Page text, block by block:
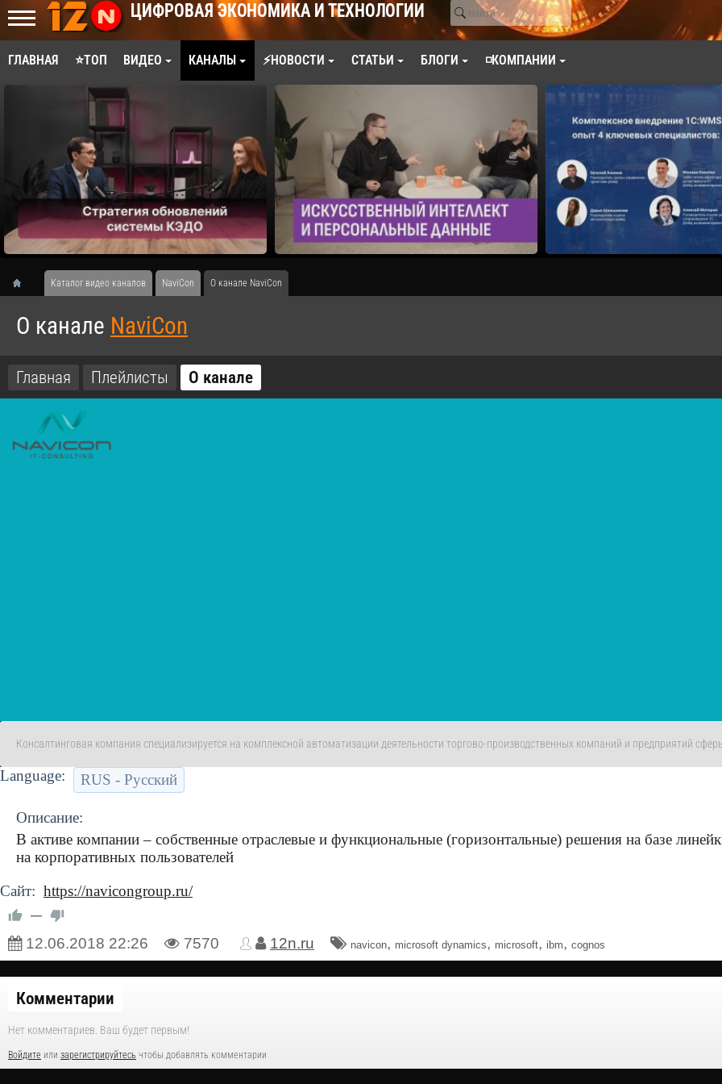
ЦИФРОВАЯ ЭКОНОМИКА И ТЕХНОЛОГИИ
ГЛАВНАЯ ⭐ТОП ВИДЕО КАНАЛЫ ⚡НОВОСТИ СТАТЬИ БЛОГИ ◽КОМПАНИИ
Каталог видео каналов NaviCon О канале NaviCon
О канале NaviCon
Главная Плейлисты О канале
Консалтинговая компания специализируется на комплексной автоматизации деятельности торгово-производственных компаний и предприятий
Language: RUS - Русский
Описание:
В активе компании – собственные отраслевые и функциональные (горизонтальные) решения на базе
на корпоративных пользователей
Сайт: https://navicongroup.ru/
—
12.06.2018 22:26 7570 12n.ru navicon, microsoft dynamics, microsoft, ibm, cognos
Комментарии
Нет комментариев. Ваш будет первым!
Войдите или зарегистрируйтесь чтобы добавлять комментарии